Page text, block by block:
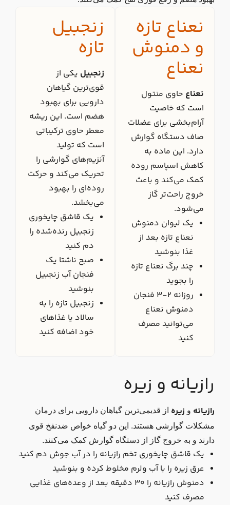
نعناع تازه
و دمنوش
نعناع
نعناعحاوی منتول
است که خاصیت
آرام‌بخشی برای عضلات
صاف دستگاه گوارش
دارد. این ماده به
کاهش اسپاسم روده
کمک می‌کند و باعث
خروج راحت‌تر گاز
می‌شود.
یک لیوان دمنوش
نعناع تازه بعد از
غذا بنوشید
چند برگ نعناع تازه
را بجوید
روزانه ۲-۳ فنجان
دمنوش نعناع
می‌توانید مصرف
کنید
زنجبیل
تازه
زنجبیلیکی از
قوی‌ترین گیاهان
دارویی برای بهبود
هضم است. این ریشه
معطر حاوی ترکیباتی
است که تولید
آنزیم‌های گوارشی را
تحریک می‌کند و حرکت
روده‌ای را بهبود
می‌بخشد.
یک قاشق چایخوری
زنجبیل رنده‌شده را
دم کنید
صبح ناشتا یک
فنجان آب زنجبیل
بنوشید
زنجبیل تازه را به
سالاد یا غذاهای
خود اضافه کنید
رازیانه و زیره
رازیانهو زیرهاز قدیمی‌ترین گیاهان دارویی برای درمان
مشکلات گوارشی هستند. این دو گیاه خواص ضدنفخ قوی
دارند و به خروج گاز از دستگاه گوارش کمک می‌کنند.
یک قاشق چایخوری تخم رازیانه را در آب جوش دم کنید
عرق زیره را با آب ولرم مخلوط کرده و بنوشید
دمنوش رازیانه را ۳۰ دقیقه بعد از وعده‌های غذایی
مصرف کنید